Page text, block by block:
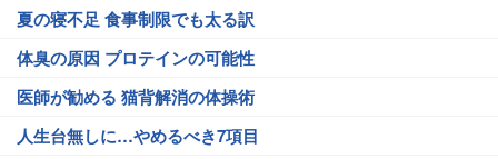
夏の寝不足 食事制限でも太る訳
体臭の原因 プロテインの可能性
医師が勧める 猫背解消の体操術
人生台無しに…やめるべき7項目